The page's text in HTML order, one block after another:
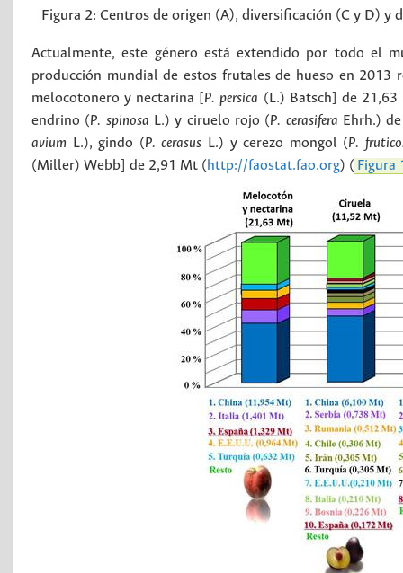
Figura 2: Centros de origen (A), diversificación (C y D) y
Actualmente, este género está extendido por todo el
producción mundial de estos frutales de hueso en
melocotonero y nectarina [ P. persica (L.) Batsch] de
endrino (P. spinosa L.) y ciruelo rojo (P. cerasifera Ehrh.)
avium L.), gindo (P. cerasus L.) y cerezo mongol (P.
(Miller) Webb] de 2,91 Mt (http://faostat.fao.org) ( Figura